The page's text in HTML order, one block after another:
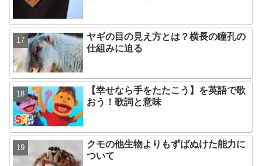
ヤギの目の見え方とは？横長の瞳孔の
仕組みに迫る
【幸せなら手をたたこう】を英語で歌
おう！歌詞と意味
クモの他生物よりもずばぬけた能力に
ついて